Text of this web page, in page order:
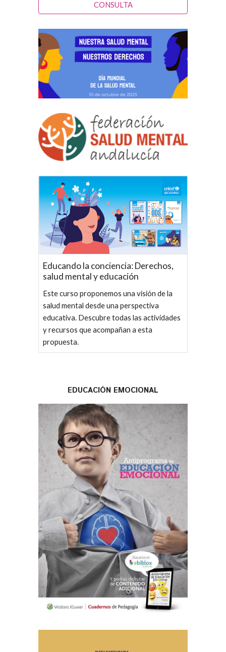
CONSULTA
Educando la conciencia: Derechos,
salud mental y educación
Este curso proponemos una visión de la
salud mental desde una perspectiva
educativa. Descubre todas las actividades
y recursos que acompañan a esta
propuesta.
EDUCACIÓN EMOCIONAL